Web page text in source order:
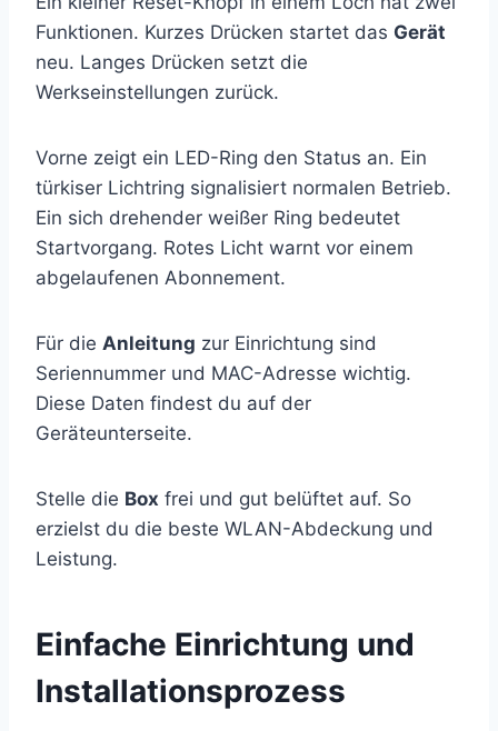
Funktionen. Kurzes Drücken startet das Gerät
neu. Langes Drücken setzt die
Werkseinstellungen zurück.
Vorne zeigt ein LED-Ring den Status an. Ein
türkiser Lichtring signalisiert normalen Betrieb.
Ein sich drehender weißer Ring bedeutet
Startvorgang. Rotes Licht warnt vor einem
abgelaufenen Abonnement.
Für die Anleitung zur Einrichtung sind
Seriennummer und MAC-Adresse wichtig.
Diese Daten findest du auf der
Geräteunterseite.
Stelle die Box frei und gut belüftet auf. So
erzielst du die beste WLAN-Abdeckung und
Leistung.
Einfache Einrichtung und
Installationsprozess